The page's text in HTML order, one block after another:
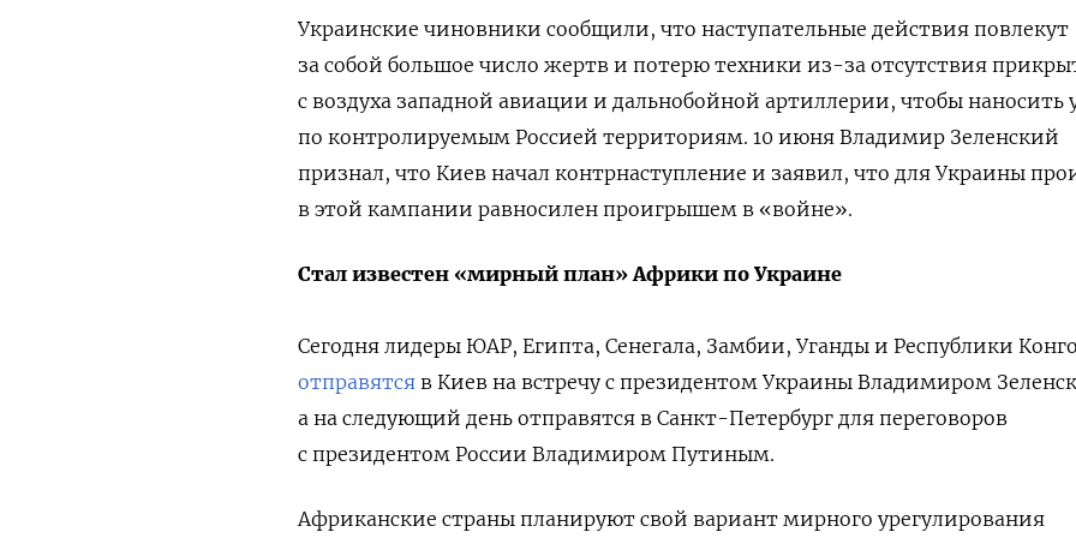
Украинские чиновники сообщили, что наступательные действия повлекут
за собой большое число жертв и потерю техники из-за отсутствия
с воздуха западной авиации и дальнобойной артиллерии, чтобы наносить
по контролируемым Россией территориям. 10 июня Владимир Зеленский
признал, что Киев начал контрнаступление и заявил, что для Украины
в этой кампании равносилен проигрышем в «войне».
Стал известен «мирный план» Африки по Украине
Сегодня лидеры ЮАР, Египта, Сенегала, Замбии, Уганды и Республики Конго
отправятся в Киев на встречу с президентом Украины Владимиром
а на следующий день отправятся в Санкт-Петербург для переговоров
с президентом России Владимиром Путиным.
Африканские страны планируют свой вариант мирного урегулирования